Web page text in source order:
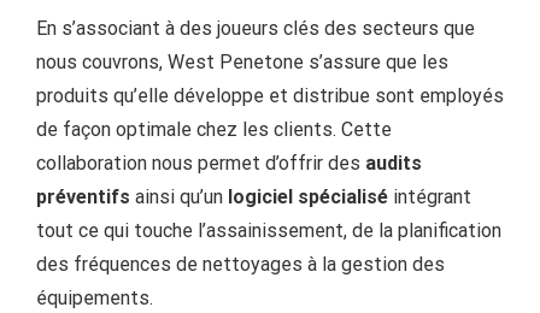
En s’associant à des joueurs clés des secteurs que
nous couvrons, West Penetone s’assure que les
produits qu’elle développe et distribue sont employés
de façon optimale chez les clients. Cette
collaboration nous permet d’offrir des audits
préventifs ainsi qu’un logiciel spécialisé intégrant
tout ce qui touche l’assainissement, de la planification
des fréquences de nettoyages à la gestion des
équipements.